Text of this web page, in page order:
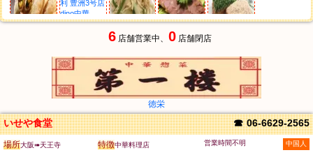
6 店舗営業中、 0 店舗閉店
徳栄
いせや食堂 ☎ 06-6629-2565
場所大阪➠天王寺 特徴中華料理店 営業時間不明 中国人